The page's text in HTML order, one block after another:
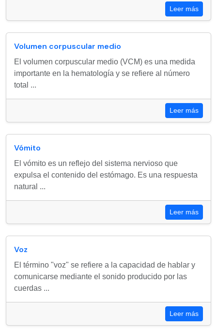
Leer más
Volumen corpuscular medio
El volumen corpuscular medio (VCM) es una medida
importante en la hematología y se refiere al número
total ...
Leer más
Vómito
El vómito es un reflejo del sistema nervioso que
expulsa el contenido del estómago. Es una respuesta
natural ...
Leer más
Voz
El término "voz" se refiere a la capacidad de hablar y
comunicarse mediante el sonido producido por las
cuerdas ...
Leer más